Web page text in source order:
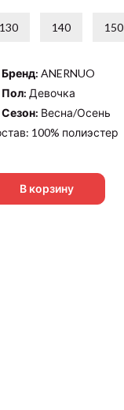
130 140 150
Бренд: ANERNUO
Пол: Девочка
Сезон: Весна/Осень
100% полиэстер
В корзину